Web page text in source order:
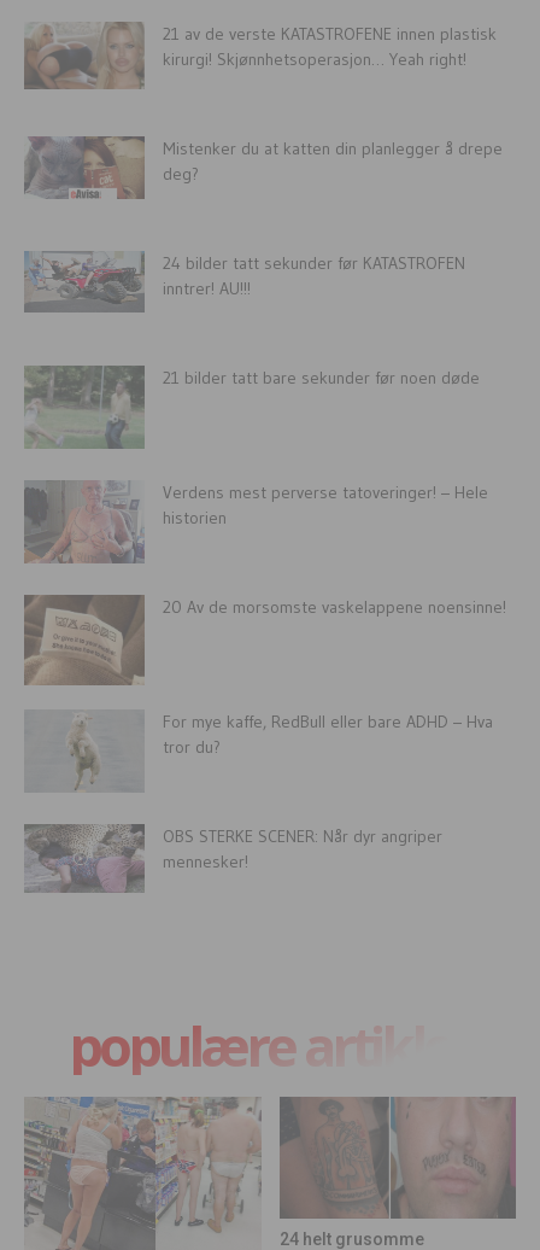
21 av de verste KATASTROFENE innen plastisk
kirurgi! Skjønnhetsoperasjon… Yeah right!
Mistenker du at katten din planlegger å drepe
deg?
24 bilder tatt sekunder før KATASTROFEN
inntrer! AU!!!
21 bilder tatt bare sekunder før noen døde
Verdens mest perverse tatoveringer! – Hele
historien
20 Av de morsomste vaskelappene noensinne!
For mye kaffe, RedBull eller bare ADHD – Hva
tror du?
OBS STERKE SCENER: Når dyr angriper
mennesker!
populære artikler
24 helt grusomme